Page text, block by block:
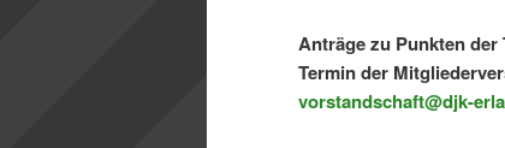
Anträge zu Punkten der
Termin der
vorstandschaft@djk-